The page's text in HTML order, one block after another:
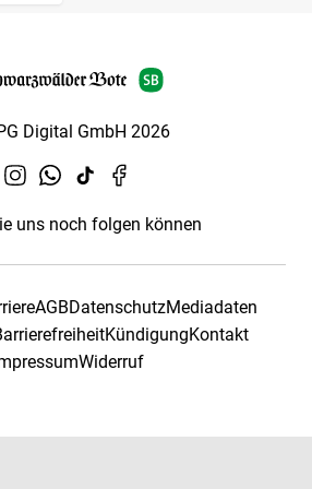
Digital GmbH 2026
uns noch folgen können
AGBDatenschutzMediadaten
KündigungKontakt
Widerruf